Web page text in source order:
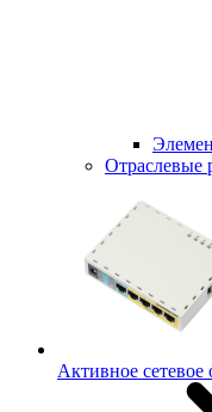
Отраслевые
Активное сетевое